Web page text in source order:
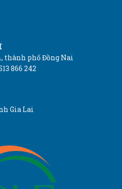
thành phố Đồng Nai
866 242
Gia Lai